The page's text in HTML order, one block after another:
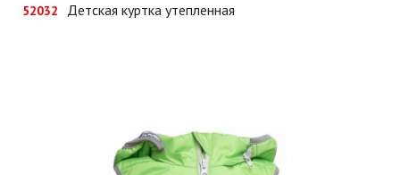
52032 Детская куртка утепленная